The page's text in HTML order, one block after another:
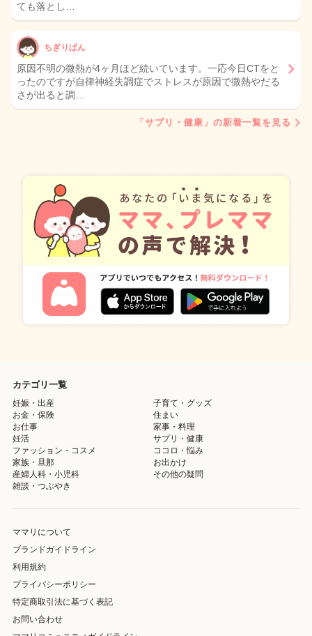
ても落とし…
ちぎりぱん
原因不明の微熱が4ヶ月ほど続いています。一応今日CTをと
ったのですが自律神経失調症でストレスが原因で微熱やだる
さが出ると調…
「サプリ・健康」の新着一覧を見る
カテゴリ一覧
妊娠・出産
子育て・グッズ
お金・保険
住まい
お仕事
家事・料理
妊活
サプリ・健康
ファッション・コスメ
ココロ・悩み
家族・旦那
お出かけ
産婦人科・小児科
その他の疑問
雑談・つぶやき
ママリについて
ブランドガイドライン
利用規約
プライバシーポリシー
特定商取引法に基づく表記
お問い合わせ